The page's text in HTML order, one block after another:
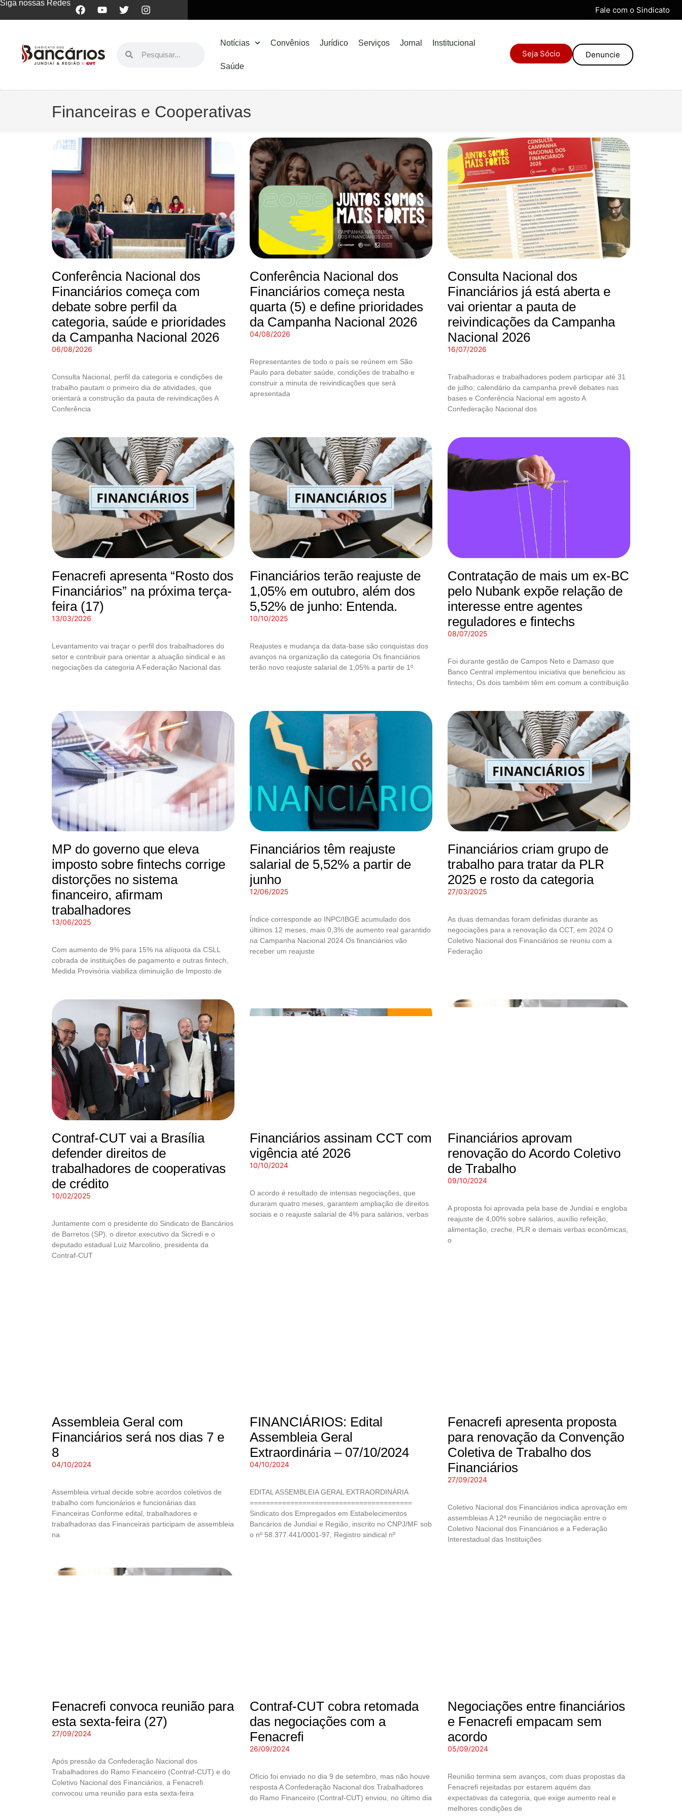
Siga nossas Redes
Fale com o Sindicato
Notícias Convênios Jurídico Serviços Jornal Institucional
Saúde
Seja Sócio Denuncie
Financeiras e Cooperativas
Conferência Nacional dos
Financiários começa com
debate sobre perfil da
categoria, saúde e prioridades
da Campanha Nacional 2026
06/08/2026
Consulta Nacional, perfil da categoria e condições de
trabalho pautam o primeiro dia de atividades, que
orientará a construção da pauta de reivindicações A
Conferência
Conferência Nacional dos
Financiários começa nesta
quarta (5) e define prioridades
da Campanha Nacional 2026
04/08/2026
Representantes de todo o país se reúnem em São
Paulo para debater saúde, condições de trabalho e
construir a minuta de reivindicações que será
apresentada
Consulta Nacional dos
Financiários já está aberta e
vai orientar a pauta de
reivindicações da Campanha
Nacional 2026
16/07/2026
Trabalhadoras e trabalhadores podem participar até 31
de julho; calendário da campanha prevê debates nas
bases e Conferência Nacional em agosto A
Confederação Nacional dos
Fenacrefi apresenta “Rosto dos
Financiários” na próxima terça-
feira (17)
13/03/2026
Levantamento vai traçar o perfil dos trabalhadores do
setor e contribuir para orientar a atuação sindical e as
negociações da categoria A Federação Nacional das
Financiários terão reajuste de
1,05% em outubro, além dos
5,52% de junho: Entenda.
10/10/2025
Reajustes e mudança da data-base são conquistas dos
avanços na organização da categoria Os financiários
terão novo reajuste salarial de 1,05% a partir de 1º
Contratação de mais um ex-BC
pelo Nubank expõe relação de
interesse entre agentes
reguladores e fintechs
08/07/2025
Foi durante gestão de Campos Neto e Damaso que
Banco Central implementou iniciativa que beneficiou as
fintechs; Os dois também têm em comum a contribuição
MP do governo que eleva
imposto sobre fintechs corrige
distorções no sistema
financeiro, afirmam
trabalhadores
13/06/2025
Com aumento de 9% para 15% na alíquota da CSLL
cobrada de instituições de pagamento e outras fintech,
Medida Provisória viabiliza diminuição de Imposto de
Financiários têm reajuste
salarial de 5,52% a partir de
junho
12/06/2025
Índice corresponde ao INPC/IBGE acumulado dos
últimos 12 meses, mais 0,3% de aumento real garantido
na Campanha Nacional 2024 Os financiários vão
receber um reajuste
Financiários criam grupo de
trabalho para tratar da PLR
2025 e rosto da categoria
27/03/2025
As duas demandas foram definidas durante as
negociações para a renovação da CCT, em 2024 O
Coletivo Nacional dos Financiários se reuniu com a
Federação
Contraf-CUT vai a Brasília
defender direitos de
trabalhadores de cooperativas
de crédito
10/02/2025
Juntamente com o presidente do Sindicato de Bancários
de Barretos (SP), o diretor executivo da Sicredi e o
deputado estadual Luiz Marcolino, presidenta da
Contraf-CUT
Financiários assinam CCT com
vigência até 2026
10/10/2024
O acordo é resultado de intensas negociações, que
duraram quatro meses, garantem ampliação de direitos
sociais e o reajuste salarial de 4% para salários, verbas
Financiários aprovam
renovação do Acordo Coletivo
de Trabalho
09/10/2024
A proposta foi aprovada pela base de Jundiaí e engloba
reajuste de 4,00% sobre salários, auxílio refeição,
alimentação, creche, PLR e demais verbas econômicas,
o
Assembleia Geral com
Financiários será nos dias 7 e
8
04/10/2024
Assembleia virtual decide sobre acordos coletivos de
trabalho com funcionários e funcionárias das
Financeiras Conforme edital, trabalhadores e
trabalhadoras das Financeiras participam de assembleia
na
FINANCIÁRIOS: Edital
Assembleia Geral
Extraordinária – 07/10/2024
04/10/2024
EDITAL ASSEMBLEIA GERAL EXTRAORDINÁRIA
========================================
Sindicato dos Empregados em Estabelecimentos
Bancários de Jundiaí e Região, inscrito no CNPJ/MF sob
o nº 58.377.441/0001-97, Registro sindical nº
Fenacrefi apresenta proposta
para renovação da Convenção
Coletiva de Trabalho dos
Financiários
27/09/2024
Coletivo Nacional dos Financiários indica aprovação em
assembleias A 12ª reunião de negociação entre o
Coletivo Nacional dos Financiários e a Federação
Interestadual das Instituições
Fenacrefi convoca reunião para
esta sexta-feira (27)
27/09/2024
Após pressão da Confederação Nacional dos
Trabalhadores do Ramo Financeiro (Contraf-CUT) e do
Coletivo Nacional dos Financiários, a Fenacrefi
convocou uma reunião para esta sexta-feira
Contraf-CUT cobra retomada
das negociações com a
Fenacrefi
26/09/2024
Ofício foi enviado no dia 9 de setembro, mas não houve
resposta A Confederação Nacional dos Trabalhadores
do Ramo Financeiro (Contraf-CUT) enviou, no último dia
Negociações entre financiários
e Fenacrefi empacam sem
acordo
05/09/2024
Reunião termina sem avanços, com duas propostas da
Fenacrefi rejeitadas por estarem aquém das
expectativas da categoria, que exige aumento real e
melhores condições de